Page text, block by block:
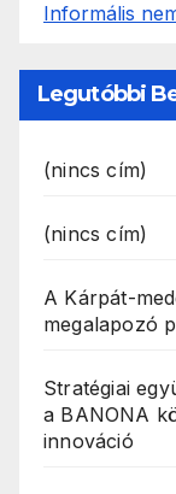
Legutóbbi
(nincs cím)
(nincs cím)
A Kárpát-
megalapozó
Stratégiai
a BANONA
innováció